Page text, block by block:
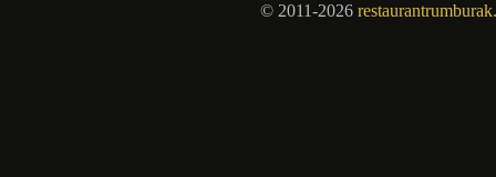
© 2011-2026